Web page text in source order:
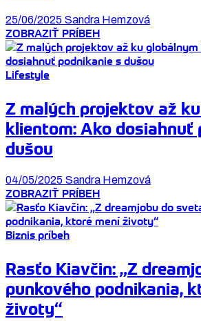
25/06/2025 Sandra Hemzová
ZOBRAZIŤ PRÍBEH
Lifestyle
Z malých projektov až
klientom: Ako dosiahnuť
dušou
04/05/2025 Sandra Hemzová
ZOBRAZIŤ PRÍBEH
Biznis príbeh
Rasťo Kiavčin: „Z
punkového podnikania,
životy“